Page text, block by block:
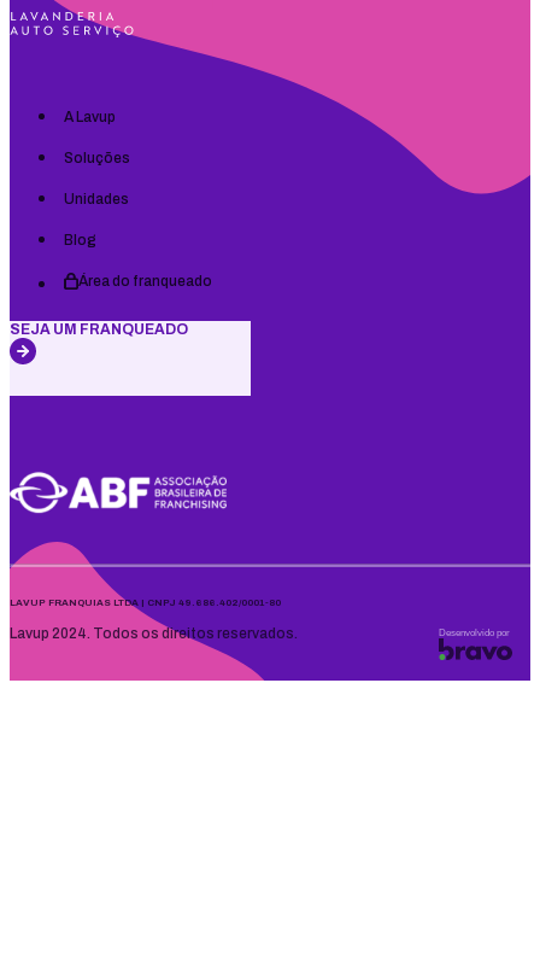
A Lavup
Soluções
Unidades
Blog
Área do franqueado
SEJA UM FRANQUEADO
LAVUP FRANQUIAS LTDA | CNPJ 49.686.402/0001-80
Lavup 2024. Todos os direitos reservados. Desenvolvido por